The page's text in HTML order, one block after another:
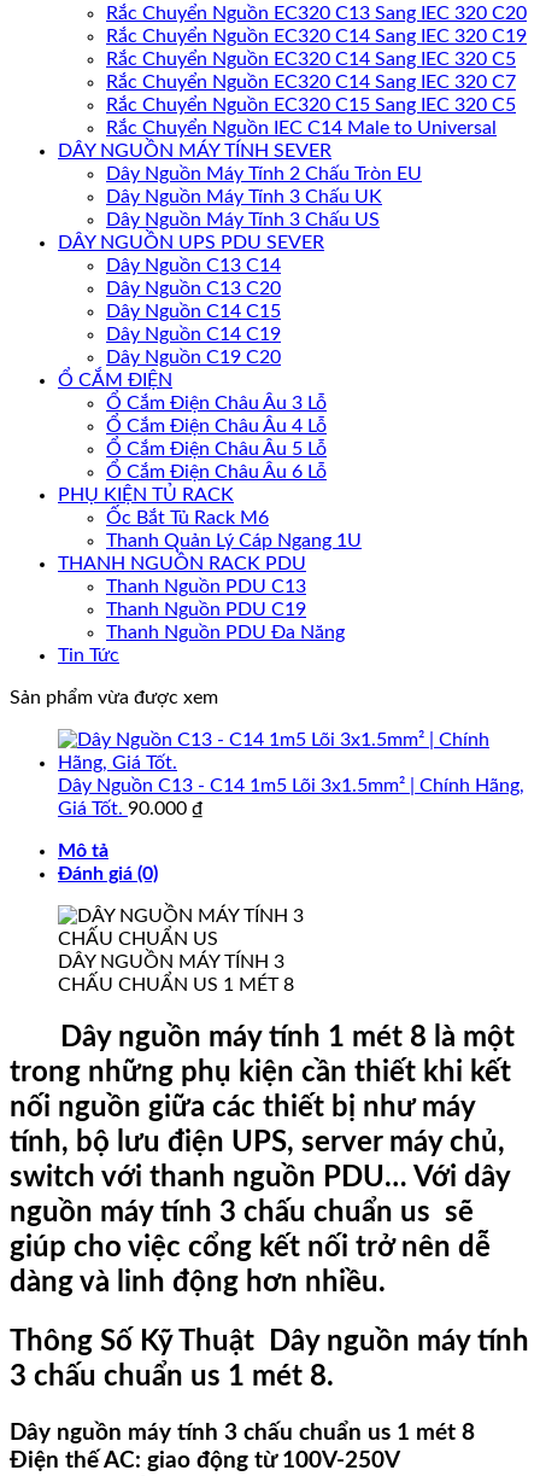
Rắc Chuyển Nguồn EC320 C13 Sang IEC 320 C20
Rắc Chuyển Nguồn EC320 C14 Sang IEC 320 C19
Rắc Chuyển Nguồn EC320 C14 Sang IEC 320 C5
Rắc Chuyển Nguồn EC320 C14 Sang IEC 320 C7
Rắc Chuyển Nguồn EC320 C15 Sang IEC 320 C5
Rắc Chuyển Nguồn IEC C14 Male to Universal
DÂY NGUỒN MÁY TÍNH SEVER
Dây Nguồn Máy Tính 2 Chấu Tròn EU
Dây Nguồn Máy Tính 3 Chấu UK
Dây Nguồn Máy Tính 3 Chấu US
DÂY NGUỒN UPS PDU SEVER
Dây Nguồn C13 C14
Dây Nguồn C13 C20
Dây Nguồn C14 C15
Dây Nguồn C14 C19
Dây Nguồn C19 C20
Ổ CẮM ĐIỆN
Ổ Cắm Điện Châu Âu 3 Lỗ
Ổ Cắm Điện Châu Âu 4 Lỗ
Ổ Cắm Điện Châu Âu 5 Lỗ
Ổ Cắm Điện Châu Âu 6 Lỗ
PHỤ KIỆN TỦ RACK
Ốc Bắt Tủ Rack M6
Thanh Quản Lý Cáp Ngang 1U
THANH NGUỒN RACK PDU
Thanh Nguồn PDU C13
Thanh Nguồn PDU C19
Thanh Nguồn PDU Đa Năng
Tin Tức
Sản phẩm vừa được xem
Dây Nguồn C13 - C14 1m5 Lõi 3x1.5mm² | Chính Hãng,
Giá Tốt. 90.000 ₫
Mô tả
Đánh giá (0)
DÂY NGUỒN MÁY TÍNH 3
CHẤU CHUẨN US 1 MÉT 8
Dây nguồn máy tính 1 mét 8 là một
trong những phụ kiện cần thiết khi kết
nối nguồn giữa các thiết bị như máy
tính, bộ lưu điện UPS, server máy chủ,
switch với thanh nguồn PDU… Với dây
nguồn máy tính 3 chấu chuẩn us sẽ
giúp cho việc cổng kết nối trở nên dễ
dàng và linh động hơn nhiều.
Thông Số Kỹ Thuật Dây nguồn máy tính
3 chấu chuẩn us 1 mét 8.
Dây nguồn máy tính 3 chấu chuẩn us 1 mét 8
Điện thế AC: giao động từ 100V-250V